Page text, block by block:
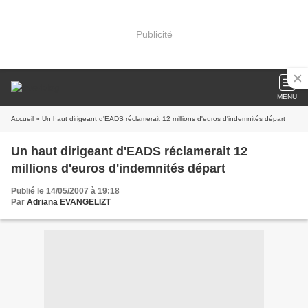
Publicité
MENU
Accueil » Un haut dirigeant d'EADS réclamerait 12 millions d'euros d'indemnités départ
Un haut dirigeant d'EADS réclamerait 12
millions d'euros d'indemnités départ
Publié le 14/05/2007 à 19:18
Par Adriana EVANGELIZT